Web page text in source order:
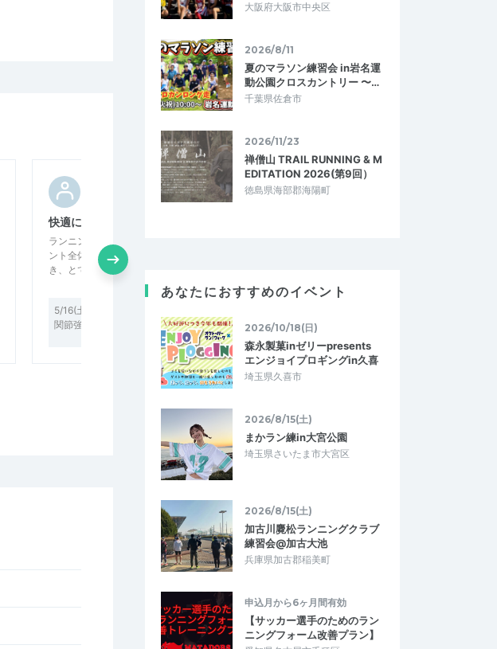
5.00
快適に走る方法を学べます
ランニングに必要な体の動かし方を、イベ
ント全体を通して教えていただくことがで
き、とても参考になりました。和気あい…
5/16(土)坂道＆平坦インターバル走＋股
関節強化トレ【サブ3～5時間台の方対…
2026/5/16
浜ちゃん
面からの反発を推進力に変える！"乗り…
大阪府大阪市中央区
2026/8/11
夏のマラソン練習会 in岩名運
動公園クロスカントリー 〜…
千葉県佐倉市
2026/11/23
禅僧山 TRAIL RUNNING & M
EDITATION 2026(第9回）
徳島県海部郡海陽町
あなたにおすすめのイベント
2026/10/18(日)
森永製菓inゼリーpresents
エンジョイプロギングin久喜
埼玉県久喜市
2026/8/15(土)
まかラン練in大宮公園
埼玉県さいたま市大宮区
2026/8/15(土)
加古川麑松ランニングクラブ
練習会@加古大池
兵庫県加古郡稲美町
申込月から6ヶ月間有効
【サッカー選手のためのラン
ニングフォーム改善プラン】